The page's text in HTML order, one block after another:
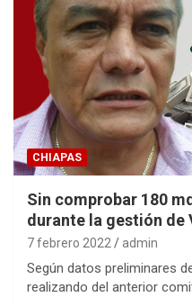
CHIAPAS
Sin comprobar 180
durante la gestión de
7 febrero 2022 admin
Según datos preliminares
realizando del anterior